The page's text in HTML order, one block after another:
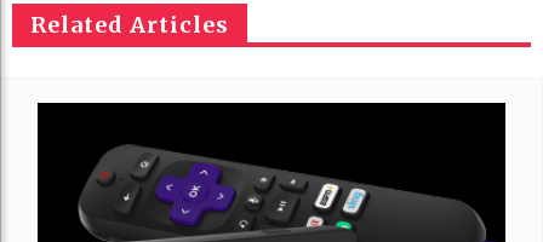
Related Articles